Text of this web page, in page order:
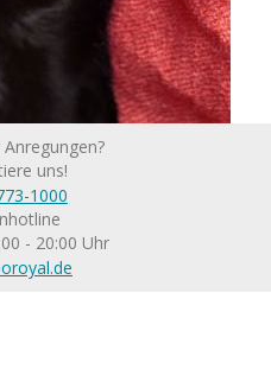
uns!
1000
- 20:00 Uhr